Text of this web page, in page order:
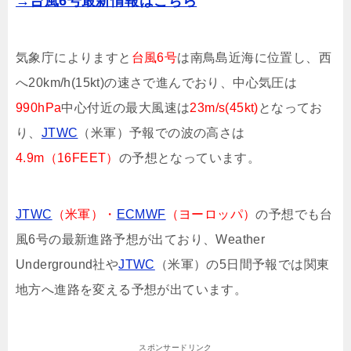
気象庁によりますと 台風6号は南鳥島近海に位置し、西
へ20km/h(15kt)の速さで進んでおり、中心気圧は
990hPa中心付近の最大風速は23m/s(45kt)となってお
り、 JTWC （米軍）予報での波の高さは
4.9m（16FEET） の予想となっています。
JTWC （米軍）・ ECMWF （ヨーロッパ）の予想でも台
風6号の最新進路予想が出ており、Weather
Underground社やJTWC
（米軍）の5日間予報では関東
地方へ進路を変える予想が出ています。
スポンサードリンク